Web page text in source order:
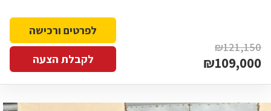
₪121,150
₪109,000
לפרטים ורכישה
לקבלת הצעה